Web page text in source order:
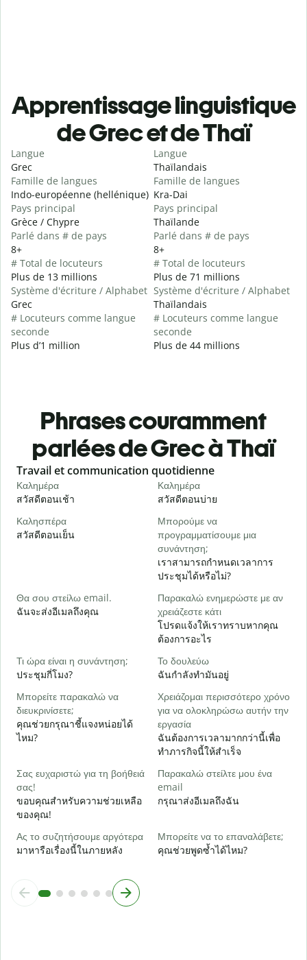
Apprentissage linguistique
de Grec et de Thaï
Langue
Grec
Famille de langues
Indo-européenne (hellénique)
Pays principal
Grèce / Chypre
Parlé dans # de pays
8+
# Total de locuteurs
Plus de 13 millions
Système d'écriture / Alphabet
Grec
# Locuteurs comme langue
seconde
Plus d’1 million
Langue
Thaïlandais
Famille de langues
Kra-Dai
Pays principal
Thaïlande
Parlé dans # de pays
8+
# Total de locuteurs
Plus de 71 millions
Système d'écriture / Alphabet
Thaïlandais
# Locuteurs comme langue
seconde
Plus de 44 millions
Phrases couramment
parlées de Grec à Thaï
Slide 1 of 6
Travail et communication quotidienne
Καλημέρα
สวัสดีตอนเช้า
Καλημέρα
สวัสดีตอนบ่าย
Καλησπέρα
สวัสดีตอนเย็น
Μπορούμε να
προγραμματίσουμε μια
συνάντηση;
เราสามารถกำหนดเวลาการ
ประชุมได้หรือไม่?
Θα σου στείλω email.
ฉันจะส่งอีเมลถึงคุณ
Παρακαλώ ενημερώστε με αν
χρειάζεστε κάτι
โปรดแจ้งให้เราทราบหากคุณ
ต้องการอะไร
Τι ώρα είναι η συνάντηση;
ประชุมกี่โมง?
Το δουλεύω
ฉันกำลังทำมันอยู่
Μπορείτε παρακαλώ να
διευκρινίσετε;
คุณช่วยกรุณาชี้แจงหน่อยได้
ไหม?
Χρειάζομαι περισσότερο χρόνο
για να ολοκληρώσω αυτήν την
εργασία
ฉันต้องการเวลามากกว่านี้เพื่อ
ทำภารกิจนี้ให้สำเร็จ
Σας ευχαριστώ για τη βοήθειά
σας!
ขอบคุณสำหรับความช่วยเหลือ
ของคุณ!
Παρακαλώ στείλτε μου ένα
email
กรุณาส่งอีเมลถึงฉัน
Ας το συζητήσουμε αργότερα
มาหารือเรื่องนี้ในภายหลัง
Μπορείτε να το επαναλάβετε;
คุณช่วยพูดซ้ำได้ไหม?